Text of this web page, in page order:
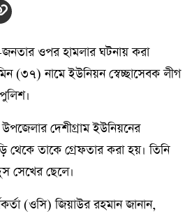
জনতার ওপর হামলার ঘটনায় করা
নামে ইউনিয়ন স্বেচ্ছাসেবক লীগ
দেশীগ্রাম ইউনিয়নের
থেকে তাকে গ্রেফতার করা হয়। তিনি
সেখের ছেলে।
(ওসি) জিয়াউর রহমান জানান,